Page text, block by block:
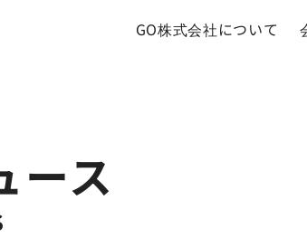
GO株式会社について
ース